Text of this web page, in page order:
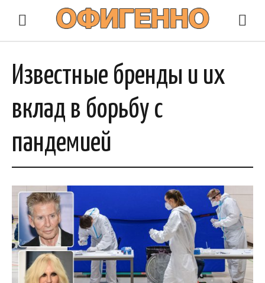
Известные бренды и их
вклад в борьбу с
пандемией